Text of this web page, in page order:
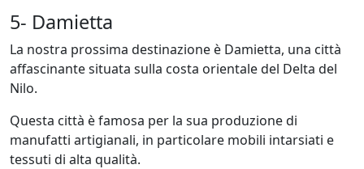
5- Damietta
La nostra prossima destinazione è Damietta, una città
affascinante situata sulla costa orientale del Delta del
Nilo.
Questa città è famosa per la sua produzione di
manufatti artigianali, in particolare mobili intarsiati e
tessuti di alta qualità.